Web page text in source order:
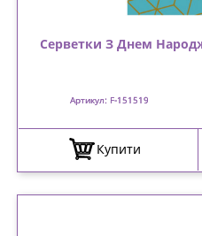
Серветки З Днем
Артикул: F-151519
Купити